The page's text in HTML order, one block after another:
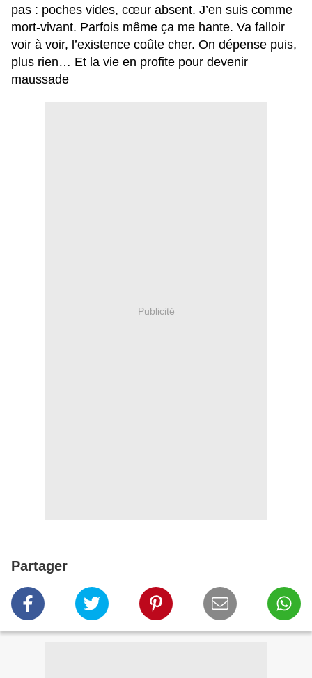
pas : poches vides, cœur absent. J’en suis comme
mort-vivant. Parfois même ça me hante. Va falloir
voir à voir, l’existence coûte cher. On dépense puis,
plus rien… Et la vie en profite pour devenir
maussade
Publicité
Partager